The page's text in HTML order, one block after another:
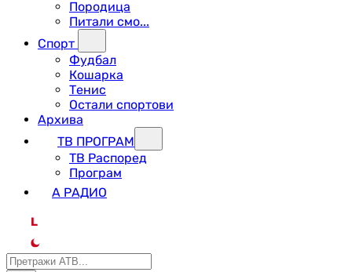
Породица
Питали смо...
Спорт
Фудбал
Кошарка
Тенис
Остали спортови
Архива
ТВ ПРОГРАМ
ТВ Распоред
Програм
А РАДИО
L